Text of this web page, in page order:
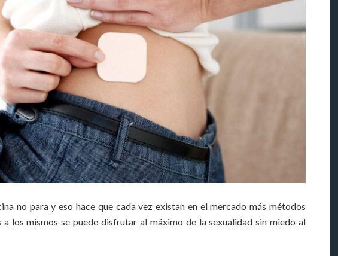
no para y eso hace que cada vez existan en el mercado más métodos
los mismos se puede disfrutar al máximo de la sexualidad sin miedo al